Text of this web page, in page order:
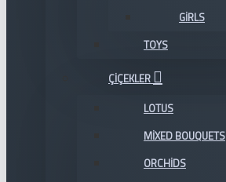
GIRLS
TOYS
ÇIÇEKLER
LOTUS
MIXED BOUQUETS
ORCHIDS